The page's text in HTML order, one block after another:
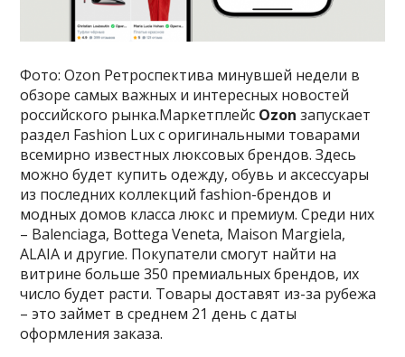
Фото: Ozon Ретроспектива минувшей недели в
обзоре самых важных и интересных новостей
российского рынка.Маркетплейс Ozonзапускает
раздел Fashion Lux с оригинальными товарами
всемирно известных люксовых брендов. Здесь
можно будет купить одежду, обувь и аксессуары
из последних коллекций fashion-брендов и
модных домов класса люкс и премиум. Среди них
– Balenciaga, Bottega Veneta, Maison Margiela,
ALAIA и другие. Покупатели смогут найти на
витрине больше 350 премиальных брендов, их
число будет расти. Товары доставят из-за рубежа
– это займет в среднем 21 день с даты
оформления заказа.